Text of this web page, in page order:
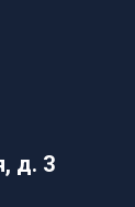
д. 3